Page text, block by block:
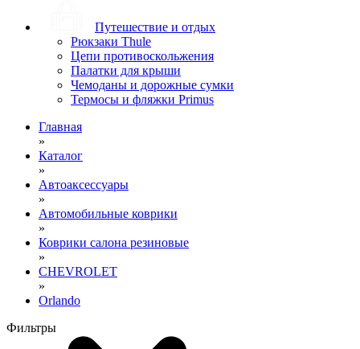
Путешествие и отдых
Рюкзаки Thule
Цепи противоскольжения
Палатки для крыши
Чемоданы и дорожные сумки
Термосы и фляжки Primus
Главная
»
Каталог
»
Автоаксессуары
»
Автомобильные коврики
»
Коврики салона резиновые
»
CHEVROLET
»
Orlando
Фильтры